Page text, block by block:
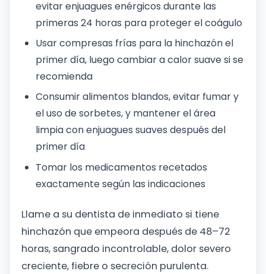
evitar enjuagues enérgicos durante las
primeras 24 horas para proteger el coágulo
Usar compresas frías para la hinchazón el
primer día, luego cambiar a calor suave si se
recomienda
Consumir alimentos blandos, evitar fumar y
el uso de sorbetes, y mantener el área
limpia con enjuagues suaves después del
primer día
Tomar los medicamentos recetados
exactamente según las indicaciones
Llame a su dentista de inmediato si tiene
hinchazón que empeora después de 48–72
horas, sangrado incontrolable, dolor severo
creciente, fiebre o secreción purulenta.